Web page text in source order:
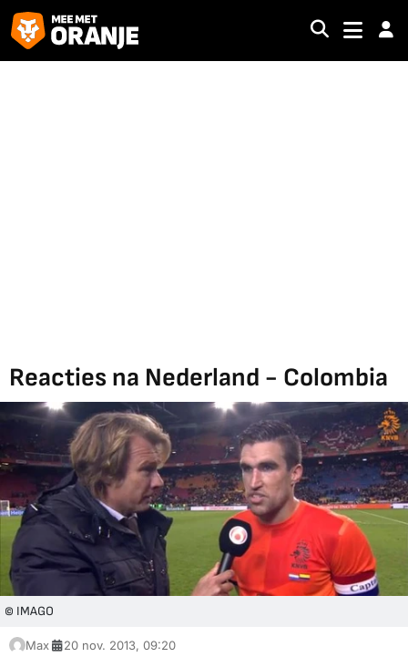
Reacties na Nederland - Colombia
© IMAGO
Max 20 nov. 2013, 09:20